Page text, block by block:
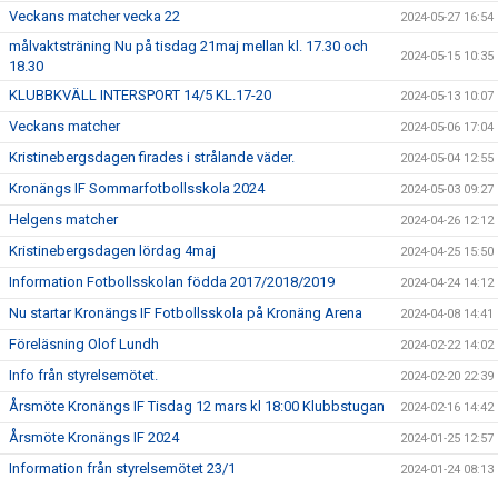
Veckans matcher vecka 22 2024-05-27 16:54
målvaktsträning Nu på tisdag 21maj mellan kl. 17.30 och
18.30
2024-05-15 10:35
KLUBBKVÄLL INTERSPORT 14/5 KL.17-20 2024-05-13 10:07
Veckans matcher 2024-05-06 17:04
Kristinebergsdagen firades i strålande väder. 2024-05-04 12:55
Kronängs IF Sommarfotbollsskola 2024 2024-05-03 09:27
Helgens matcher 2024-04-26 12:12
Kristinebergsdagen lördag 4maj 2024-04-25 15:50
Information Fotbollsskolan födda 2017/2018/2019 2024-04-24 14:12
Nu startar Kronängs IF Fotbollsskola på Kronäng Arena 2024-04-08 14:41
Föreläsning Olof Lundh 2024-02-22 14:02
Info från styrelsemötet. 2024-02-20 22:39
Årsmöte Kronängs IF Tisdag 12 mars kl 18:00 Klubbstugan 2024-02-16 14:42
Årsmöte Kronängs IF 2024 2024-01-25 12:57
Information från styrelsemötet 23/1 2024-01-24 08:13